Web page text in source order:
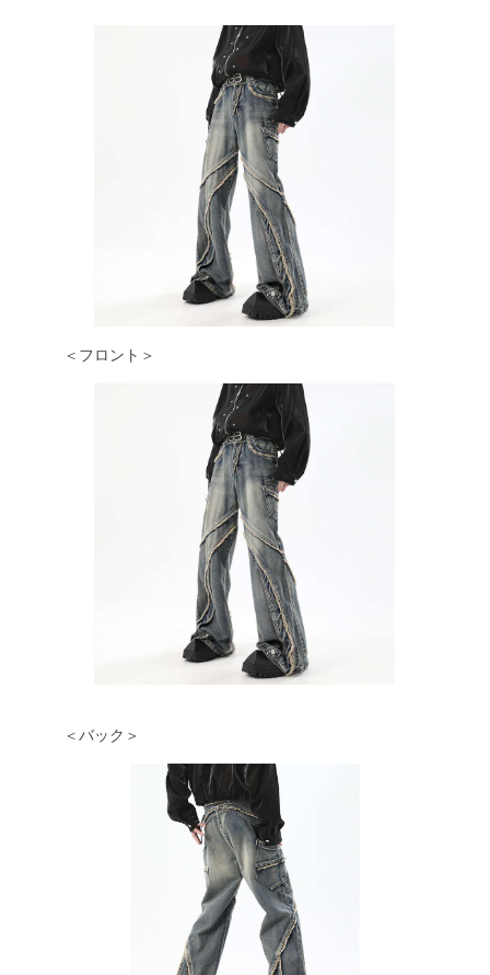
＜フロント＞
＜バック＞